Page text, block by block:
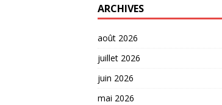
ARCHIVES
août 2026
juillet 2026
juin 2026
mai 2026